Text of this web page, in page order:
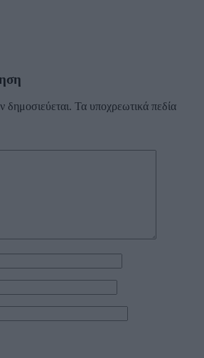
δημοσιεύεται. Τα υποχρεωτικά πεδία